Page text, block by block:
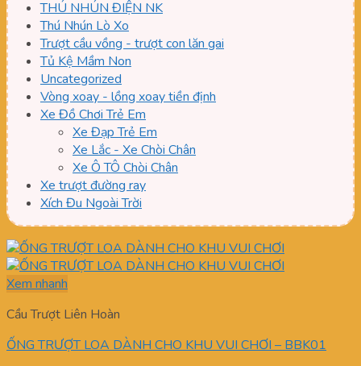
THÚ NHÚN ĐIỆN NK
Thú Nhún Lò Xo
Trượt cầu vồng - trượt con lăn gai
Tủ Kệ Mầm Non
Uncategorized
Vòng xoay - lồng xoay tiền định
Xe Đồ Chơi Trẻ Em
Xe Đạp Trẻ Em
Xe Lắc - Xe Chòi Chân
Xe Ô TÔ Chòi Chân
Xe trượt đường ray
Xích Đu Ngoài Trời
Xem nhanh
Cầu Trượt Liên Hoàn
ỐNG TRƯỢT LOA DÀNH CHO KHU VUI CHƠI – BBK01